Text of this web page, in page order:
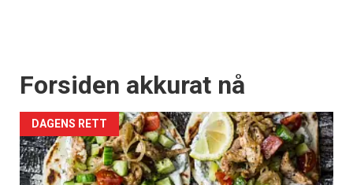
Forsiden akkurat nå
DAGENS RETT